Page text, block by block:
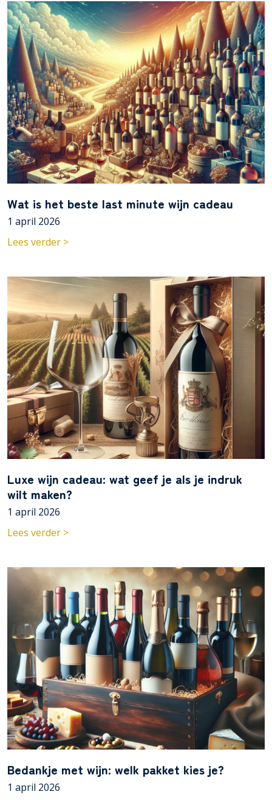
Wat is het beste last minute wijn cadeau
1 april 2026
Lees verder >
Luxe wijn cadeau: wat geef je als je indruk
wilt maken?
1 april 2026
Lees verder >
Bedankje met wijn: welk pakket kies je?
1 april 2026